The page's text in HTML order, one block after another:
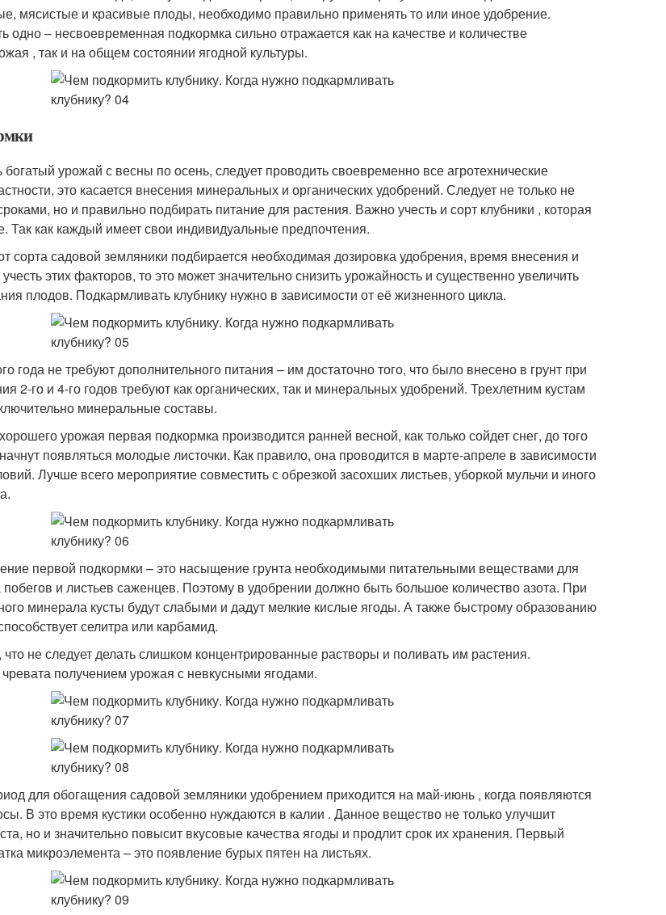
мясистые и красивые плоды, необходимо правильно применять то или иное удобрение.
одно – несвоевременная подкормка сильно отражается как на качестве и количестве
, так и на общем состоянии ягодной культуры.
урожай с весны по осень, следует проводить своевременно все агротехнические
это касается внесения минеральных и органических удобрений. Следует не только не
но и правильно подбирать питание для растения. Важно учесть и сорт клубники , которая
Так как каждый имеет свои индивидуальные предпочтения.
сорта садовой земляники подбирается необходимая дозировка удобрения, время внесения и
этих факторов, то это может значительно снизить урожайность и существенно увеличить
плодов. Подкармливать клубнику нужно в зависимости от её жизненного цикла.
года не требуют дополнительного питания – им достаточно того, что было внесено в грунт при
2-го и 4-го годов требуют как органических, так и минеральных удобрений. Трехлетним кустам
минеральные составы.
урожая первая подкормка производится ранней весной, как только сойдет снег, до того
появляться молодые листочки. Как правило, она проводится в марте-апреле в зависимости
Лучше всего мероприятие совместить с обрезкой засохших листьев, уборкой мульчи и иного
первой подкормки – это насыщение грунта необходимыми питательными веществами для
и листьев саженцев. Поэтому в удобрении должно быть большое количество азота. При
минерала кусты будут слабыми и дадут мелкие кислые ягоды. А также быстрому образованию
селитра или карбамид.
не следует делать слишком концентрированные растворы и поливать им растения.
получением урожая с невкусными ягодами.
для обогащения садовой земляники удобрением приходится на май-июнь , когда появляются
В это время кустики особенно нуждаются в калии . Данное вещество не только улучшит
но и значительно повысит вкусовые качества ягоды и продлит срок их хранения. Первый
микроэлемента – это появление бурых пятен на листьях.